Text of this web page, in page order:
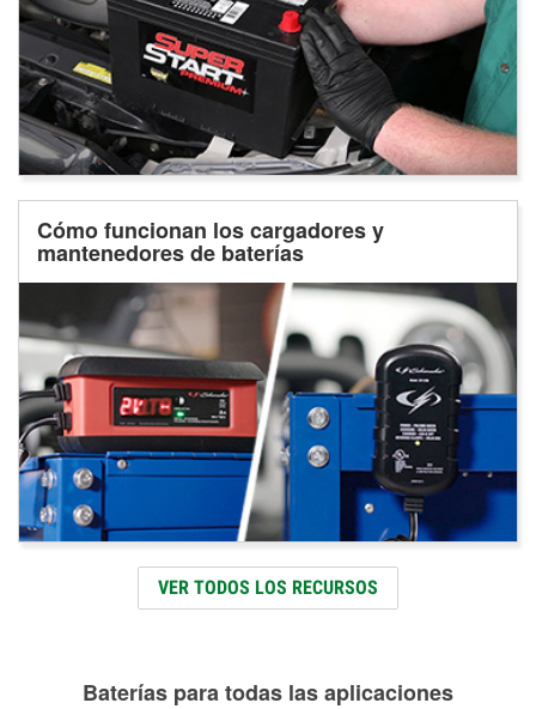
Cómo funcionan los cargadores y
mantenedores de baterías
VER TODOS LOS RECURSOS
Baterías para todas las aplicaciones